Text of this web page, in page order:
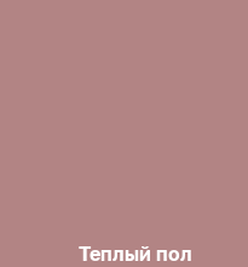
Теплый пол